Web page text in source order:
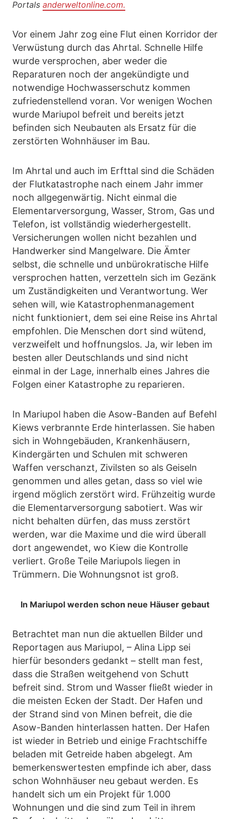
Portals anderweltonline.com.
Vor einem Jahr zog eine Flut einen Korridor der
Verwüstung durch das Ahrtal. Schnelle Hilfe
wurde versprochen, aber weder die
Reparaturen noch der angekündigte und
notwendige Hochwasserschutz kommen
zufriedenstellend voran. Vor wenigen Wochen
wurde Mariupol befreit und bereits jetzt
befinden sich Neubauten als Ersatz für die
zerstörten Wohnhäuser im Bau.
Im Ahrtal und auch im Erfttal sind die Schäden
der Flutkatastrophe nach einem Jahr immer
noch allgegenwärtig. Nicht einmal die
Elementarversorgung, Wasser, Strom, Gas und
Telefon, ist vollständig wiederhergestellt.
Versicherungen wollen nicht bezahlen und
Handwerker sind Mangelware. Die Ämter
selbst, die schnelle und unbürokratische Hilfe
versprochen hatten, verzetteln sich im Gezänk
um Zuständigkeiten und Verantwortung. Wer
sehen will, wie Katastrophenmanagement
nicht funktioniert, dem sei eine Reise ins Ahrtal
empfohlen. Die Menschen dort sind wütend,
verzweifelt und hoffnungslos. Ja, wir leben im
besten aller Deutschlands und sind nicht
einmal in der Lage, innerhalb eines Jahres die
Folgen einer Katastrophe zu reparieren.
In Mariupol haben die Asow-Banden auf Befehl
Kiews verbrannte Erde hinterlassen. Sie haben
sich in Wohngebäuden, Krankenhäusern,
Kindergärten und Schulen mit schweren
Waffen verschanzt, Zivilsten so als Geiseln
genommen und alles getan, dass so viel wie
irgend möglich zerstört wird. Frühzeitig wurde
die Elementarversorgung sabotiert. Was wir
nicht behalten dürfen, das muss zerstört
werden, war die Maxime und die wird überall
dort angewendet, wo Kiew die Kontrolle
verliert. Große Teile Mariupols liegen in
Trümmern. Die Wohnungsnot ist groß.
In Mariupol werden schon neue Häuser gebaut
Betrachtet man nun die aktuellen Bilder und
Reportagen aus Mariupol, – Alina Lipp sei
hierfür besonders gedankt – stellt man fest,
dass die Straßen weitgehend von Schutt
befreit sind. Strom und Wasser fließt wieder in
die meisten Ecken der Stadt. Der Hafen und
der Strand sind von Minen befreit, die die
Asow-Banden hinterlassen hatten. Der Hafen
ist wieder in Betrieb und einige Frachtschiffe
beladen mit Getreide haben abgelegt. Am
bemerkenswertesten empfinde ich aber, dass
schon Wohnhäuser neu gebaut werden. Es
handelt sich um ein Projekt für 1.000
Wohnungen und die sind zum Teil in ihrem